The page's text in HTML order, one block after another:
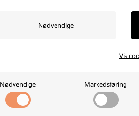
Nødvendige Markedsføring
Vis
Panasonic Eneloop Genopladelige